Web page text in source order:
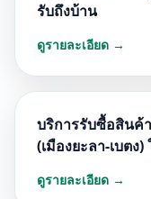
รับถึงบ้าน
ดูรายละเอียด →
บริการรับซื้อสินค้
(เมืองยะลา-เบต
ดูรายละเอียด →